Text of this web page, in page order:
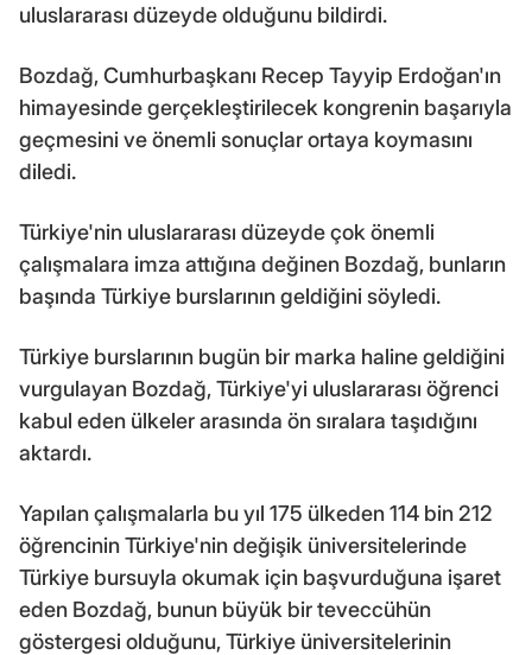
uluslararası düzeyde olduğunu bildirdi.
Bozdağ, Cumhurbaşkanı Recep Tayyip Erdoğan'ın
himayesinde gerçekleştirilecek kongrenin başarıyla
geçmesini ve önemli sonuçlar ortaya koymasını
diledi.
Türkiye'nin uluslararası düzeyde çok önemli
çalışmalara imza attığına değinen Bozdağ, bunların
başında Türkiye burslarının geldiğini söyledi.
Türkiye burslarının bugün bir marka haline geldiğini
vurgulayan Bozdağ, Türkiye'yi uluslararası öğrenci
kabul eden ülkeler arasında ön sıralara taşıdığını
aktardı.
Yapılan çalışmalarla bu yıl 175 ülkeden 114 bin 212
öğrencinin Türkiye'nin değişik üniversitelerinde
Türkiye bursuyla okumak için başvurduğuna işaret
eden Bozdağ, bunun büyük bir teveccühün
göstergesi olduğunu, Türkiye üniversitelerinin